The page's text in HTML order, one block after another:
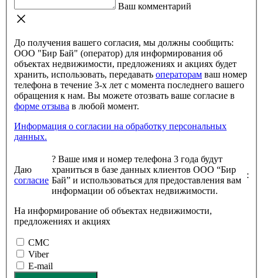
Ваш комментарий
До получения вашего согласия, мы должны сообщить:
ООО "Бир Бай" (оператор) для информирования об
объектах недвижимости, предложениях и акциях будет
хранить, использовать, передавать операторам
телефона в течение 3-х лет с момента последнего вашего
обращения к нам. Вы можете отозвать ваше согласие в
форме отзыва
в любой момент.
Информация о согласии на обработку персональных
данных.
Даю
согласие
? Ваше имя и номер телефона 3 года будут
храниться в базе данных клиентов ООО “Бир
Бай” и использоваться для предоставления вам
информации об объектах недвижимости.
:
На информирование об объектах недвижимости,
предложениях и акциях
СМС
Viber
E-mail